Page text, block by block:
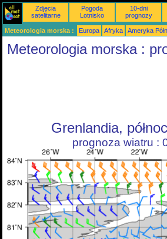
Zdjęcia
satelitarne
Pogoda
Lotnisko
10-dni
prognozy
Meteorologia morska : Europa Afryka Ameryka
Meteorologia morska :
Grenlandia,
prognoza wiatru :